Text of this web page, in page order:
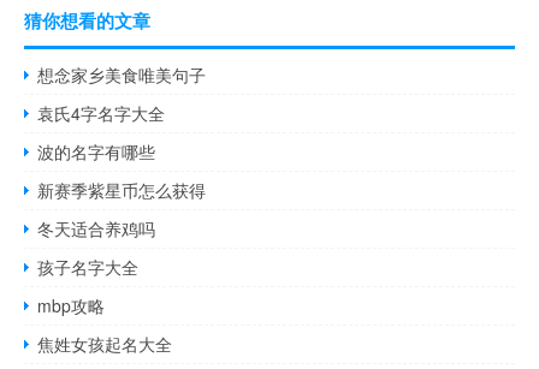
猜你想看的文章
想念家乡美食唯美句子
袁氏4字名字大全
波的名字有哪些
新赛季紫星币怎么获得
冬天适合养鸡吗
孩子名字大全
mbp攻略
焦姓女孩起名大全